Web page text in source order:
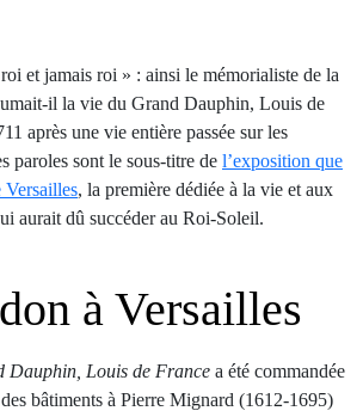
et jamais roi » : ainsi le mémorialiste de la
il la vie du Grand Dauphin, Louis de
après une vie entière passée sur les
paroles sont le sous-titre de l’exposition que
Versailles, la première dédiée à la vie et aux
aurait dû succéder au Roi-Soleil.
à Versailles
Dauphin, Louis de France a été commandée
bâtiments à Pierre Mignard (1612-1695)